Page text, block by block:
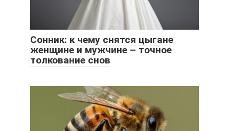
Сонник: к чему снятся цыгане
женщине и мужчине – точное
толкование снов